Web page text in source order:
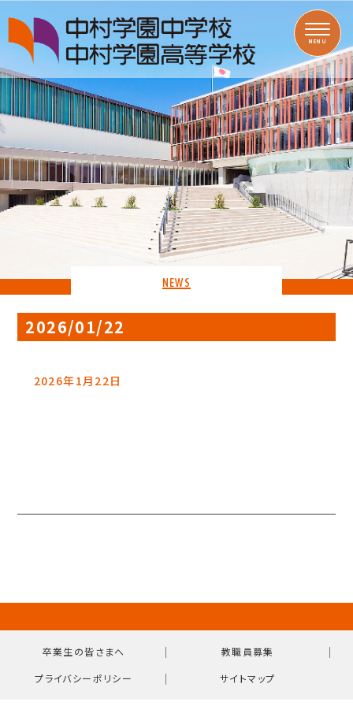
MENU
NEWS
2026/01/22
2026年1月22日
卒業生の皆さまへ ｜ 教職員募集 ｜
プライバシーポリシー ｜ サイトマップ